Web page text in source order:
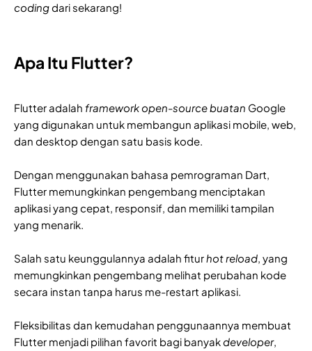
codingdari sekarang!
Apa Itu Flutter?
Flutter adalah framework open-source buatan Google
yang digunakan untuk membangun aplikasi mobile, web,
dan desktop dengan satu basis kode.
Dengan menggunakan bahasa pemrograman Dart,
Flutter memungkinkan pengembang menciptakan
aplikasi yang cepat, responsif, dan memiliki tampilan
yang menarik.
Salah satu keunggulannya adalah fiturhot reload, yang
memungkinkan pengembang melihat perubahan kode
secara instan tanpa harus me-restart aplikasi.
Fleksibilitas dan kemudahan penggunaannya membuat
Flutter menjadi pilihan favorit bagi banyakdeveloper,